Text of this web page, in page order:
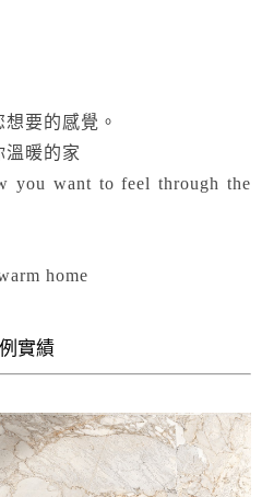
要的感覺。
溫暖的家
you want to feel through the
home
實績